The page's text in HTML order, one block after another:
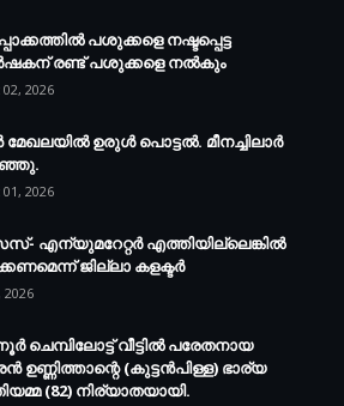
പശുക്കളെ നഷ്ടപ്പെട്ട
രണ്ട് പശുക്കളെ നല്‍കും
2026
മേഖലയില്‍ ഉരുള്‍ പൊട്ടല്‍. മീനച്ചിലാര്‍
2026
എന്യുമറേറ്റര്‍ എത്തിയില്ലെങ്കില്‍
ജില്ലാ കളക്ടര്‍
2026
ചെമ്പിലോട്ട് വീട്ടില്‍ പരേതനായ
ഉണ്ണിത്താന്റെ (കുട്ടന്‍പിള്ള) ഭാര്യ
(82) നിര്യാതയായി.